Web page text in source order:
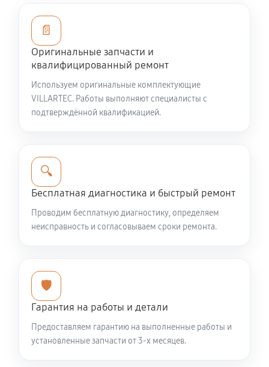
Замена/Pемонт стартера
650 руб 60 минут
Замена расходных материалов карбюратора
900 руб 60 минут
Замена ремней снегоуборщика VILLARTEC WB1176E
990 руб 60 минут
Чистка снегоуборщика
540 руб 60 минут
Замена цепи привода хода
📄
Оригинальные запчасти и
квалифицированный ремонт
Используем оригинальные комплектующие
VILLARTEC. Работы выполняют специалисты с
подтверждённой квалификацией.
🔍
Бесплатная диагностика и быстрый ремонт
Проводим бесплатную диагностику, определяем
неисправность и согласовываем сроки ремонта.
🛡️
Гарантия на работы и детали
Предоставляем гарантию на выполненные работы и
установленные запчасти от 3-х месяцев.